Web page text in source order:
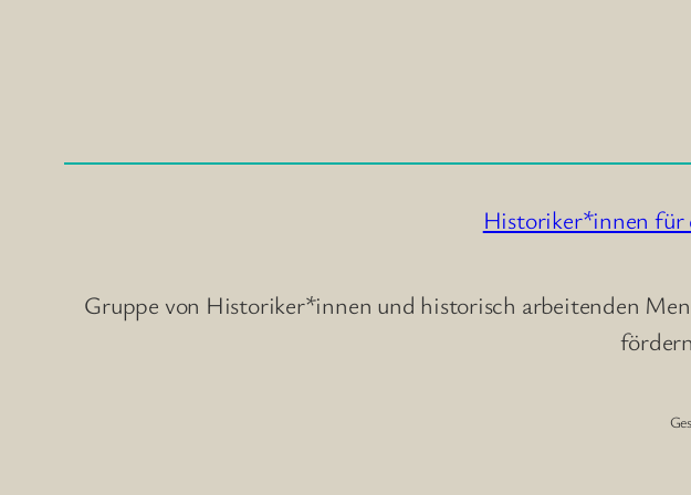
Historiker*innen für
Gruppe von Historiker*innen und historisch arbeitenden